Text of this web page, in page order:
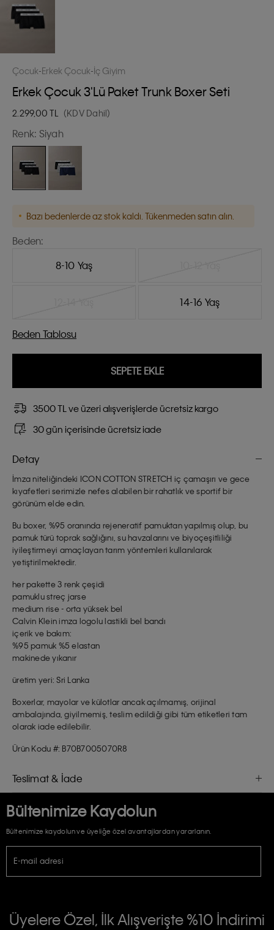
Çocuk Erkek Çocuk İç Giyim
Erkek Çocuk 3'lü Paket Trunk Boxer Seti
2.299,00 TL (KDV Dahil)
Renk: Siyah
Bazı bedenlerde az stok kaldı. Tükenmeden satın alın.
Beden:
8-10 Yaş
14-16 Yaş
Beden Tablosu
SEPETE EKLE
3500 TL ve üzeri alışverişlerde ücretsiz kargo
30 gün içerisinde ücretsiz iade
Detay
İmza niteliğindeki ICON COTTON STRETCH iç çamaşırı ve gece
kıyafetleri serimizle nefes alabilen bir rahatlık ve sportif bir
görünüm elde edin.
Bu boxer, %95 oranında rejeneratif pamuktan yapılmış olup, bu
pamuk türü toprak sağlığını, su havzalarını ve biyoçeşitliliği
iyileştirmeyi amaçlayan tarım yöntemleri kullanılarak
yetiştirilmektedir.
her pakette 3 renk çeşidi
pamuklu streç jarse
medium rise - orta yüksek bel
Calvin Klein imza logolu lastikli bel bandı
içerik ve bakım:
%95 pamuk %5 elastan
makinede yıkanır
üretim yeri: Sri Lanka
Boxerlar, mayolar ve külotlar ancak açılmamış, orijinal
ambalajında, giyilmemiş, teslim edildiği gibi tüm etiketleri tam
olarak iade edilebilir.
Ürün Kodu #: B70B7005070R8
Teslimat & İade
Bültenimize Kaydolun
Bültenimize kaydolun ve üyeliğe özel avantajlardan yararlanın.
E-mail adresi
E-Bülten
İŞLENMESİ HAKKINDA AÇIK RIZA VE ONAY METNİ
Üyelere Özel, İlk Alışverişte %10 İndirimi